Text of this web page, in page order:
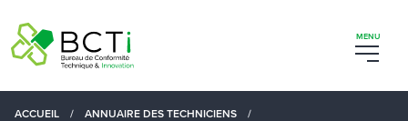
ACCUEIL / ANNUAIRE DES TECHNICIENS
/